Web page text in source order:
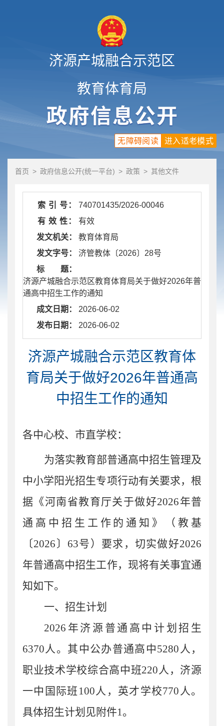
济源产城融合示范区
教育体育局
进入适老模式
无障碍阅读
首页 > 政府信息公开(统一平台) > 政策 > 其他文件
索 引 号：
740701435/2026-00046
有 效 性：
有效
发文机关：
教育体育局
发文字号：
济管教体〔2026〕28号
标 题：
济源产城融合示范区教育体育局关于做好2026年普
通高中招生工作的通知
成文日期：
2026-06-02
发布日期：
2026-06-02
济源产城融合示范区教育体
育局关于做好2026年普通高
中招生工作的通知
各中心校、市直学校：
为落实教育部普通高中招生管理及
中小学阳光招生专项行动有关要求， 根
据 《河南省教育厅关于做好2026年普
通高中招生工作的通知 》
（教基
〔2026 〕 63号） 要求 ， 切实做好2026
年普通高中招生工作，现将有关事宜通
知如下。
一、招生计划
2026 年济源普通高中计划招生
6370人。其中公办普通高中5280 人 ，
职业技术学校综合高中班220人， 济源
一中国际班 100人，英才学校770 人。
具体招生计划见附件1。